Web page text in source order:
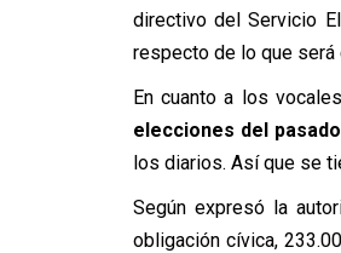
directivo del Servicio
respecto de lo que será
En cuanto a los
elecciones del
los diarios. Así que se
Según expresó la
obligación cívica,